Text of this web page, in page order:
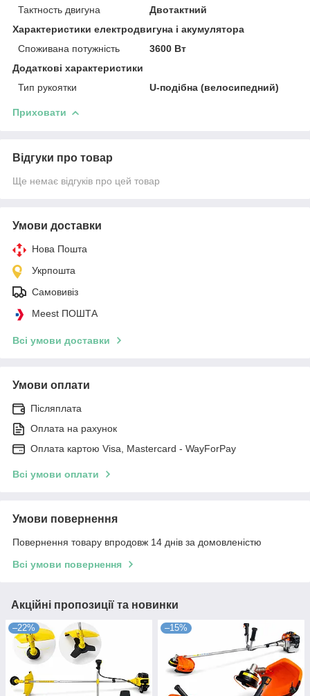
Тактность двигуна
Двотактний
Характеристики електродвигуна і акумулятора
Споживана потужність
3600 Вт
Додаткові характеристики
Тип рукоятки
U-подібна (велосипедний)
Приховати
Відгуки про товар
Ще немає відгуків про цей товар
Умови доставки
Нова Пошта
Укрпошта
Самовивіз
Meest ПОШТА
Всі умови доставки
Умови оплати
Післяплата
Оплата на рахунок
Оплата картою Visa, Mastercard - WayForPay
Всі умови оплати
Умови повернення
Повернення товару впродовж 14 днів за домовленістю
Всі умови повернення
Акційні пропозиції та новинки
–22% –15%